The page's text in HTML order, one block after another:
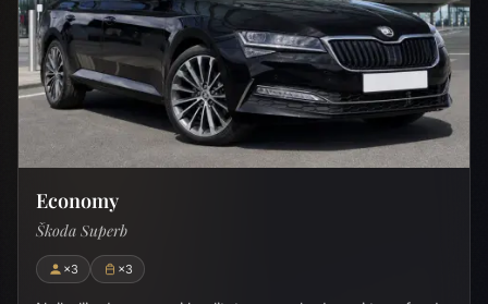
Economy
Škoda Superb
×3 ×3